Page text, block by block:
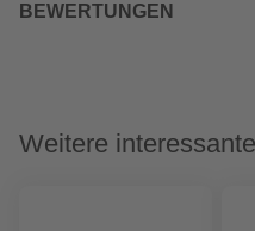
BEWERTUNGEN
Weitere